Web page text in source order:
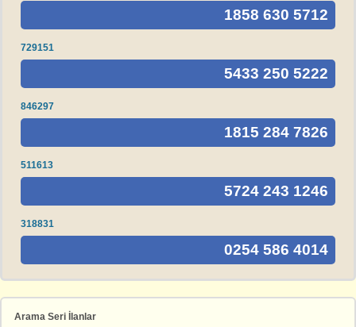
1858 630 5712
729151
5433 250 5222
846297
1815 284 7826
511613
5724 243 1246
318831
0254 586 4014
Arama Seri İlanlar